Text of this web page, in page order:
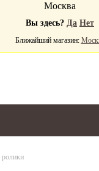
Москва
Вы здесь? Да Нет
Ближайший магазин:
ролики